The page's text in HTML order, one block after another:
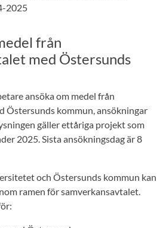
2025
från
med Östersunds
ansöka om medel från
Östersunds kommun, ansökningar
gäller ettåriga projekt som
2025. Sista ansökningsdag är 8
och Östersunds kommun kan
ramen för samverkansavtalet.